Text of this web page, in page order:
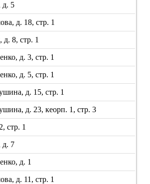
д. 5
д. 18, стр. 1
д. 8, стр. 1
д. 3, стр. 1
д. 5, стр. 1
д. 15, стр. 1
д. 23, кеорп. 1, стр. 3
стр. 1
д. 7
д. 1
д. 11, стр. 1